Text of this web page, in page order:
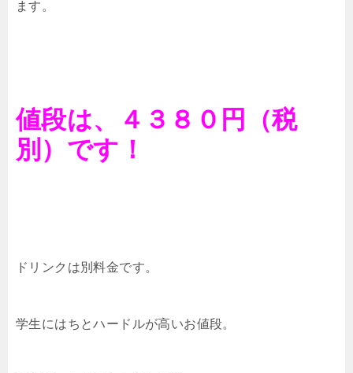
ます。
値段は、４３８０円（税
別）です！
ドリンクは別料金です。
学生にはちとハードルが高いお値段。